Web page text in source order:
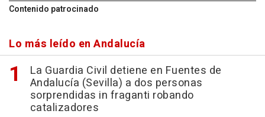
Contenido patrocinado
Lo más leído en Andalucía
La Guardia Civil detiene en Fuentes de
Andalucía (Sevilla) a dos personas
sorprendidas in fraganti robando
catalizadores